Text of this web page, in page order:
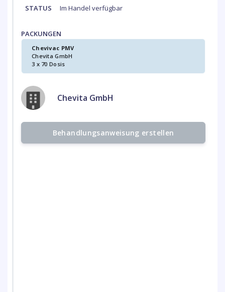
STATUS Im Handel verfügbar
PACKUNGEN
Chevivac PMV
Chevita GmbH
3 x 70 Dosis
Chevita GmbH
Behandlungsanweisung erstellen